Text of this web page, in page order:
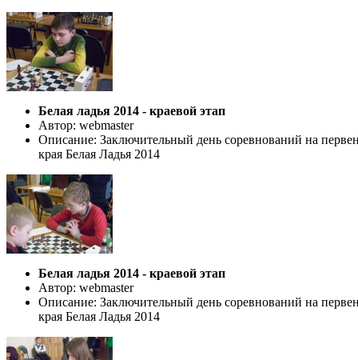
Белая ладья 2014 - краевой этап
Автор: webmaster
Описание: Заключительный день соревнований на
края Белая Ладья 2014
Белая ладья 2014 - краевой этап
Автор: webmaster
Описание: Заключительный день соревнований на
края Белая Ладья 2014